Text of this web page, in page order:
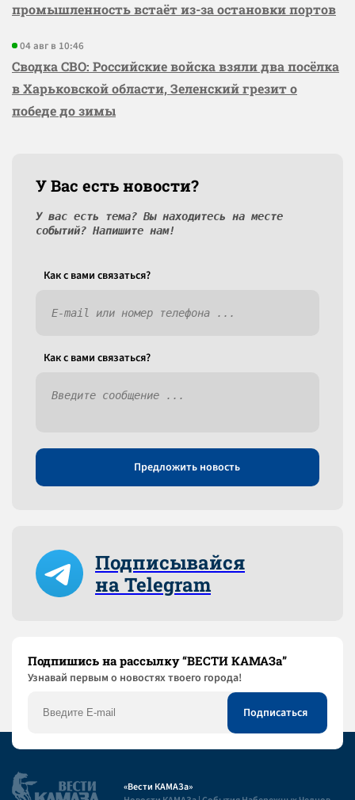
промышленность встаёт из-за остановки портов
04 авг в 10:46
Сводка СВО: Российские войска взяли два посёлка
в Харьковской области, Зеленский грезит о
победе до зимы
У Вас есть новости?
У вас есть тема? Вы находитесь на месте
событий? Напишите нам!
Как c вами связаться?
Как c вами связаться?
Предложить новость
Подписывайся
на Telegram
Подпишись на рассылку “ВЕСТИ КАМАЗа”
Узнaвай первым о новостях твоего города!
«Вести КАМАЗа»